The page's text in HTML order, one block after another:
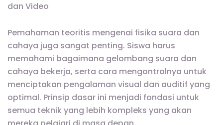
dan Video
Pemahaman teoritis mengenai fisika suara dan
cahaya juga sangat penting. Siswa harus
memahami bagaimana gelombang suara dan
cahaya bekerja, serta cara mengontrolnya untuk
menciptakan pengalaman visual dan auditif yang
optimal. Prinsip dasar ini menjadi fondasi untuk
semua teknik yang lebih kompleks yang akan